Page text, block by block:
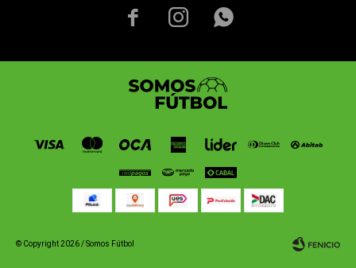
  
© Copyright 2026 / Somos Fútbol